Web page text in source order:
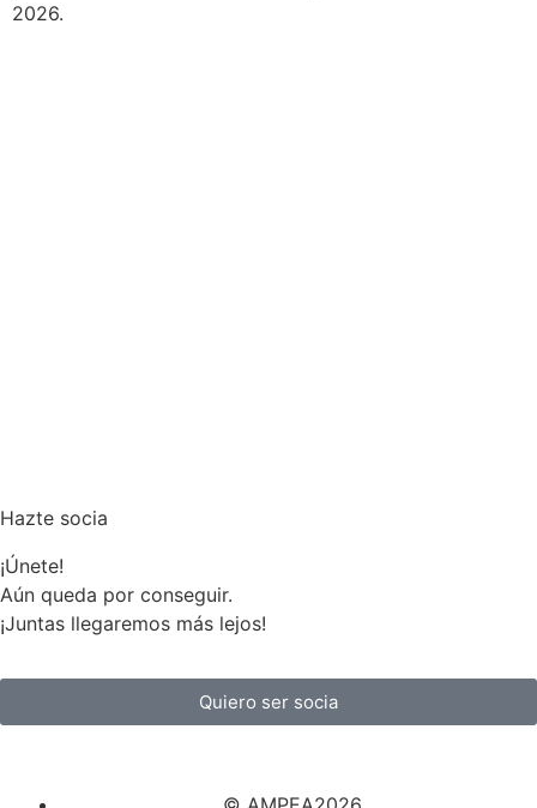
2026.
Hazte socia
¡Únete!
Aún queda por conseguir.
¡Juntas llegaremos más lejos!
Quiero ser socia